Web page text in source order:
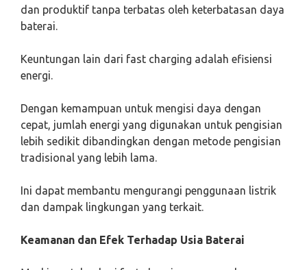
dan produktif tanpa terbatas oleh keterbatasan daya
baterai.
Keuntungan lain dari fast charging adalah efisiensi
energi.
Dengan kemampuan untuk mengisi daya dengan
cepat, jumlah energi yang digunakan untuk pengisian
lebih sedikit dibandingkan dengan metode pengisian
tradisional yang lebih lama.
Ini dapat membantu mengurangi penggunaan listrik
dan dampak lingkungan yang terkait.
Keamanan dan Efek Terhadap Usia Baterai